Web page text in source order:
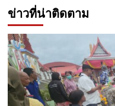
ข่าวที่น่าติดตาม